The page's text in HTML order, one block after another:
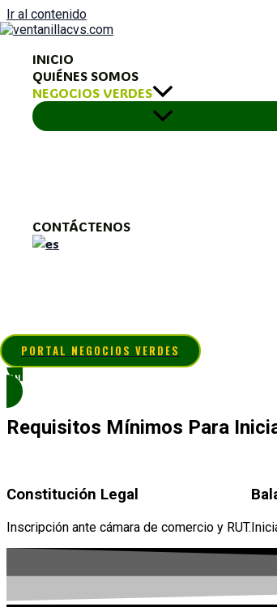
Ir al contenido
INICIO
QUIÉNES SOMOS
NEGOCIOS VERDES
CONTÁCTENOS
PORTAL NEGOCIOS VERDES
¡INSCRÍBETE AQUÍ !
Requisitos Mínimos Para
Constitución Legal
Inscripción ante cámara de comercio y RUT.